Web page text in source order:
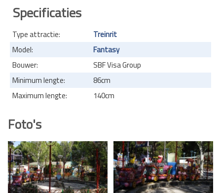
Specificaties
Type attractie:
Treinrit
Model:
Fantasy
Bouwer:
SBF Visa Group
Minimum lengte:
86cm
Maximum lengte:
140cm
Foto's